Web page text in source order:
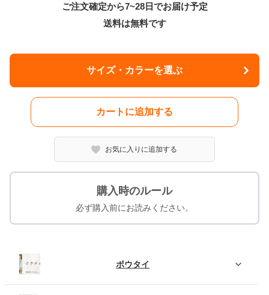
ご注文確定から7~28日でお届け予定
送料は無料です
サイズ・カラーを選ぶ
カートに追加する
お気に入りに追加する
購入時のルール
必ず購入前にお読みください。
ボウタイ